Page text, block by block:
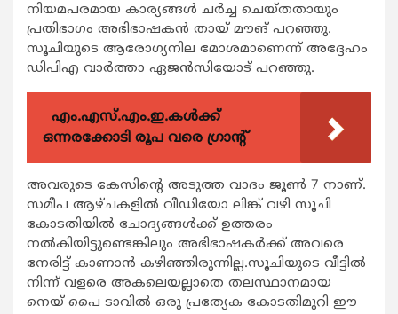
നിയമപരമായ കാര്യങ്ങള്‍ ചര്‍ച്ച ചെയ്തതായും
പ്രതിഭാഗം അഭിഭാഷകന്‍ തായ് മൗങ് പറഞ്ഞു.
സൂചിയുടെ ആരോഗ്യനില മോശമാണെന്ന് അദ്ദേഹം
ഡിപിഎ വാര്‍ത്താ ഏജന്‍സിയോട് പറഞ്ഞു.
എം.എസ്.എം.ഇ.കൾക്ക്
ഒന്നരക്കോടി രൂപ വരെ ഗ്രാന്റ്
അവരുടെ കേസിന്‍റെ അടുത്ത വാദം ജൂണ്‍ 7 നാണ്.
സമീപ ആഴ്ചകളില്‍ വീഡിയോ ലിങ്ക് വഴി സൂചി
കോടതിയില്‍ ചോദ്യങ്ങള്‍ക്ക് ഉത്തരം
നല്‍കിയിട്ടുണ്ടെങ്കിലും അഭിഭാഷകര്‍ക്ക് അവരെ
നേരിട്ട് കാണാന്‍ കഴിഞ്ഞിരുന്നില്ല.സൂചിയുടെ വീട്ടില്‍
നിന്ന് വളരെ അകലെയല്ലാതെ തലസ്ഥാനമായ
നെയ് പൈ ടാവില്‍ ഒരു പ്രത്യേക കോടതിമുറി ഈ